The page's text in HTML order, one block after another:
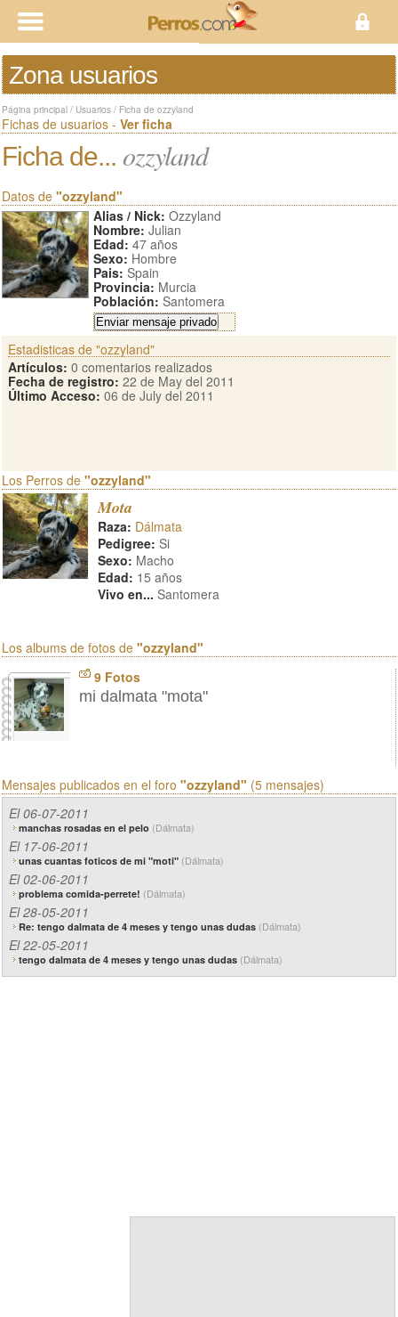
Zona usuarios
Página principal / Usuarios / Ficha de ozzyland
Fichas de usuarios - Ver ficha
Ficha de... ozzyland
Datos de "ozzyland"
Alias / Nick: Ozzyland
Nombre: Julian
Edad: 47 años
Sexo: Hombre
Pais: Spain
Provincia: Murcia
Población: Santomera
Estadisticas de "ozzyland"
Artículos: 0 comentarios realizados
Fecha de registro: 22 de May del 2011
Último Acceso: 06 de July del 2011
Los Perros de "ozzyland"
Mota
Raza: Dálmata
Pedigree: Si
Sexo: Macho
Edad: 15 años
Vivo en... Santomera
Los albums de fotos de "ozzyland"
9 Fotos
mi dalmata "mota"
Mensajes publicados en el foro "ozzyland" (5 mensajes)
El 06-07-2011
manchas rosadas en el pelo (Dálmata)
El 17-06-2011
unas cuantas foticos de mi "moti" (Dálmata)
El 02-06-2011
problema comida-perrete! (Dálmata)
El 28-05-2011
Re: tengo dalmata de 4 meses y tengo unas dudas (Dálmata)
El 22-05-2011
tengo dalmata de 4 meses y tengo unas dudas (Dálmata)